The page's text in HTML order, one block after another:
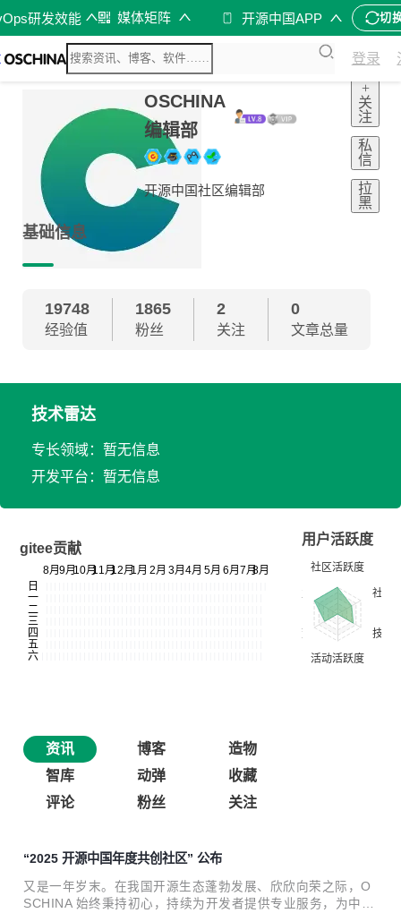
研发效能 媒体矩阵 开源中国APP 切
登录
OSCHINA
编辑部
开源中国社区编辑部
+
关
注
私
信
拉
黑
基础信息
19748
经验值
1865
粉丝
2
关注
0
文章总量
技术雷达
专长领域：暂无信息
开发平台：暂无信息
gitee贡献
用户活跃度
资讯 博客
造物
智库
动弹
收藏
评论
粉丝 关注
“2025 开源中国年度共创社区” 公布
又是一年岁末。在我国开源生态蓬勃发展、欣欣向荣之际，O
SCHINA 始终秉持初心，持续为开发者提供专业服务，为中国